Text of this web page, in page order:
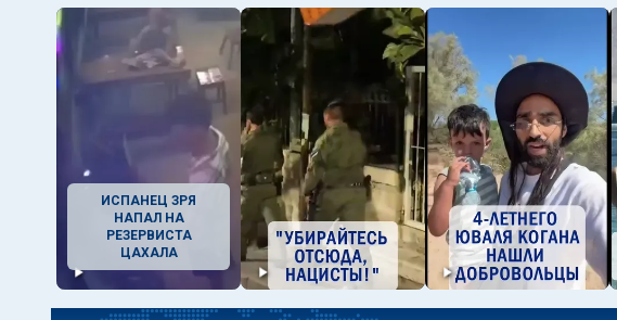
ИСПАНЕЦ ЗРЯ
НАПАЛ НА
РЕЗЕРВИСТА
ЦАХАЛА